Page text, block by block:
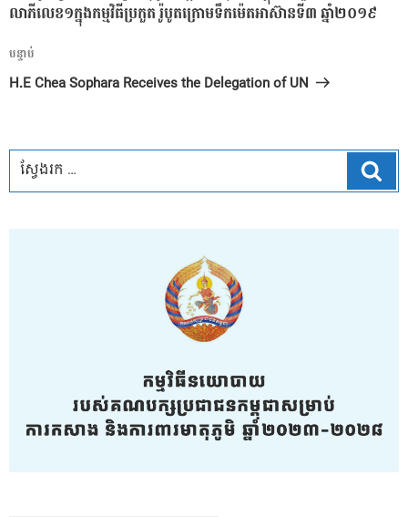
លាភីលេខ១ក្នុងកម្មវិធីប្រកួត រ៉ូបូត​ក្រោម​ទឹក​​​ម៉េត​អាស៊ាន​ទី៣ ឆ្នាំ​២០១៩
អត្ថបទ
បន្ទាប់
បន្ទាប់
H.E Chea Sophara Receives the Delegation of UN